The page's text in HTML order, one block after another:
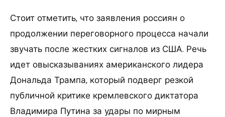
Стоит отметить, что заявления россиян о
продолжении переговорного процесса начали
звучать после жестких сигналов из США. Речь
идет овысказываниях американского лидера
Дональда Трампа, который подверг резкой
публичной критике кремлевского диктатора
Владимира Путина за удары по мирным